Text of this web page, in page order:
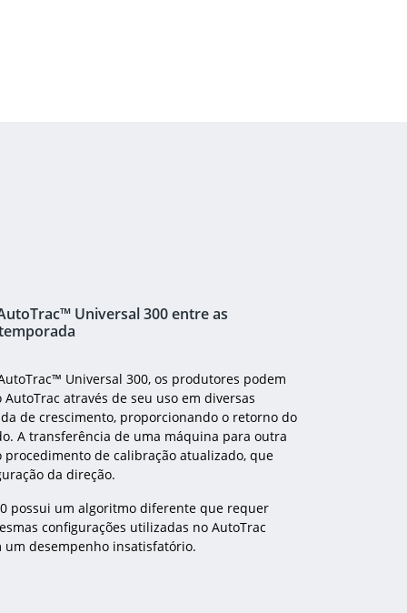
Universal 300 entre as
Universal 300, os produtores podem
através de seu uso em diversas
de crescimento, proporcionando o retorno do
A transferência de uma máquina para outra
de calibração atualizado, que
da direção.
possui um algoritmo diferente que requer
configurações utilizadas no AutoTrac
desempenho insatisfatório.